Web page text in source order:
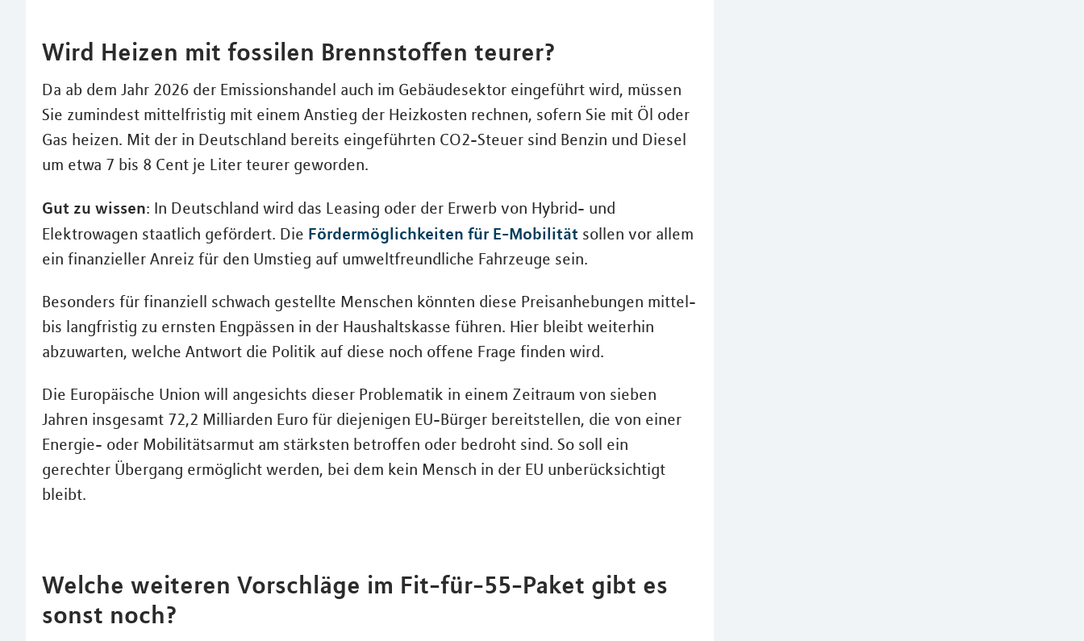
Wird Heizen mit fossilen Brennstoffen teurer?
Da ab dem Jahr 2026 der Emissionshandel auch im Gebäudesektor eingeführt wird, müssen
Sie zumindest mittelfristig mit einem Anstieg der Heizkosten rechnen, sofern Sie mit Öl oder
Gas heizen. Mit der in Deutschland bereits eingeführten CO2-Steuer sind Benzin und Diesel
um etwa 7 bis 8 Cent je Liter teurer geworden.
Gut zu wissen: In Deutschland wird das Leasing oder der Erwerb von Hybrid- und
Elektrowagen staatlich gefördert. Die Fördermöglichkeiten für E-Mobilität sollen vor allem
ein finanzieller Anreiz für den Umstieg auf umweltfreundliche Fahrzeuge sein.
Besonders für finanziell schwach gestellte Menschen könnten diese Preisanhebungen mittel-
bis langfristig zu ernsten Engpässen in der Haushaltskasse führen. Hier bleibt weiterhin
abzuwarten, welche Antwort die Politik auf diese noch offene Frage finden wird.
Die Europäische Union will angesichts dieser Problematik in einem Zeitraum von sieben
Jahren insgesamt 72,2 Milliarden Euro für diejenigen EU-Bürger bereitstellen, die von einer
Energie- oder Mobilitätsarmut am stärksten betroffen oder bedroht sind. So soll ein
gerechter Übergang ermöglicht werden, bei dem kein Mensch in der EU unberücksichtigt
bleibt.
Welche weiteren Vorschläge im Fit-für-55-Paket gibt es
sonst noch?